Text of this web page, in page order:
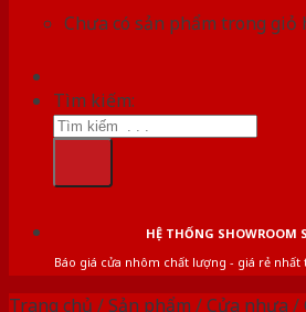
Chưa có sản phẩm trong giỏ
Tìm kiếm:
HỆ THỐNG SHOWROOM
Báo giá cửa nhôm chất lượng - giá rẻ nhất
Trang chủ /Sản phẩm /Cửa nhựa /